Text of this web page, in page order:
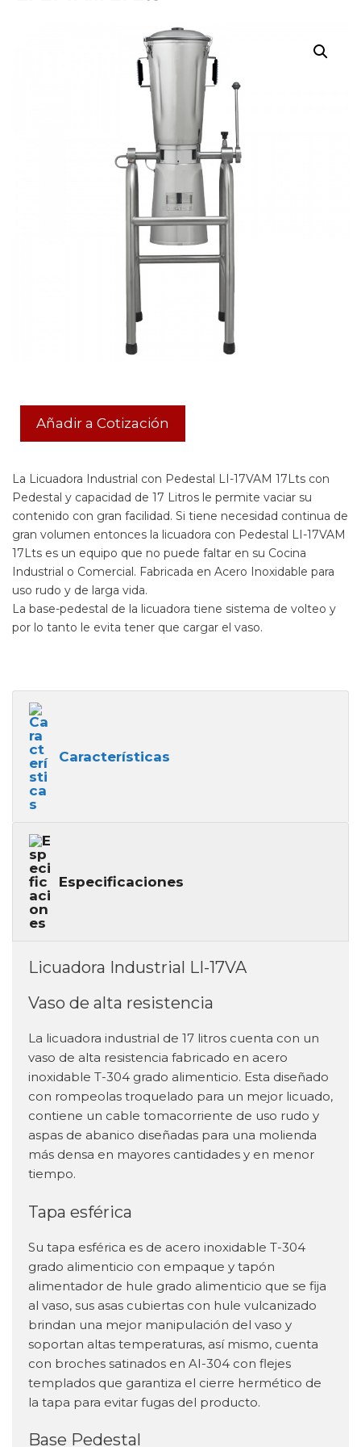
Añadir a Cotización
La Licuadora Industrial con Pedestal LI-17VAM 17Lts con
Pedestal y capacidad de 17 Litros le permite vaciar su
contenido con gran facilidad. Si tiene necesidad continua de
gran volumen entonces la licuadora con Pedestal LI-17VAM
17Lts es un equipo que no puede faltar en su Cocina
Industrial o Comercial. Fabricada en Acero Inoxidable para
uso rudo y de larga vida.
La base-pedestal de la licuadora tiene sistema de volteo y
por lo tanto le evita tener que cargar el vaso.
Características
Especificaciones
Licuadora Industrial LI-17VA
Vaso de alta resistencia
La licuadora industrial de 17 litros cuenta con un
vaso de alta resistencia fabricado en acero
inoxidable T-304 grado alimenticio. Esta diseñado
con rompeolas troquelado para un mejor licuado,
contiene un cable tomacorriente de uso rudo y
aspas de abanico diseñadas para una molienda
más densa en mayores cantidades y en menor
tiempo.
Tapa esférica
Su tapa esférica es de acero inoxidable T-304
grado alimenticio con empaque y tapón
alimentador de hule grado alimenticio que se fija
al vaso, sus asas cubiertas con hule vulcanizado
brindan una mejor manipulación del vaso y
soportan altas temperaturas, así mismo, cuenta
con broches satinados en AI-304 con flejes
templados que garantiza el cierre hermético de
la tapa para evitar fugas del producto.
Base Pedestal